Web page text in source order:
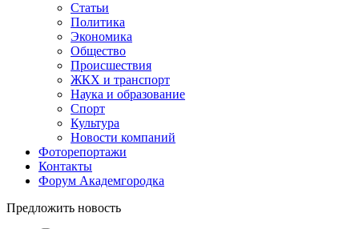
Статьи
Политика
Экономика
Общество
Происшествия
ЖКХ и транспорт
Наука и образование
Спорт
Культура
Новости компаний
Фоторепортажи
Контакты
Форум Академгородка
Предложить новость